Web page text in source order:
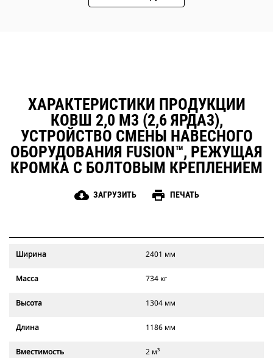
ХАРАКТЕРИСТИКИ ПРОДУКЦИИ
КОВШ 2,0 М3 (2,6 ЯРДА3),
УСТРОЙСТВО СМЕНЫ НАВЕСНОГО
ОБОРУДОВАНИЯ FUSION™, РЕЖУЩАЯ
КРОМКА С БОЛТОВЫМ КРЕПЛЕНИЕМ
cloud_download ЗАГРУЗИТЬ print ПЕЧАТЬ
Ширина 2401 мм
Масса 734 кг
Высота 1304 мм
Длина 1186 мм
Вместимость 2 м³